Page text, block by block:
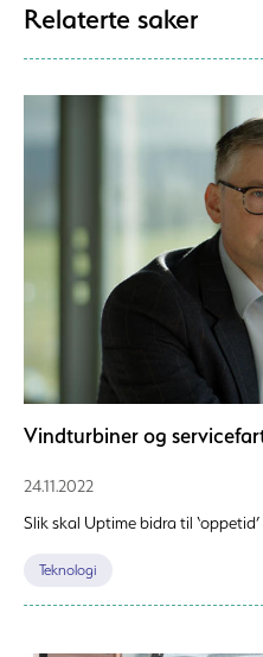
Relaterte saker
Vindturbiner og
24.11.2022
Slik skal Uptime bidra til
Teknologi